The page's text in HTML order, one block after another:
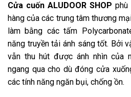
Cửa cuốn ALUDOOR SHOP
hàng của các trung tâm thương
làm bằng các tấm
năng truyền tải ánh sáng tốt. Bởi
vẫn thu hút được ánh nhìn của
ngang qua cho dù đóng cửa
các tính năng ngăn bụi, chống ồn.